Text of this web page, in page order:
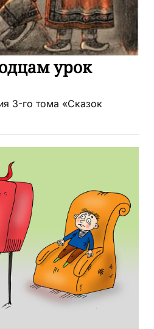
урок
3-го тома «Сказок